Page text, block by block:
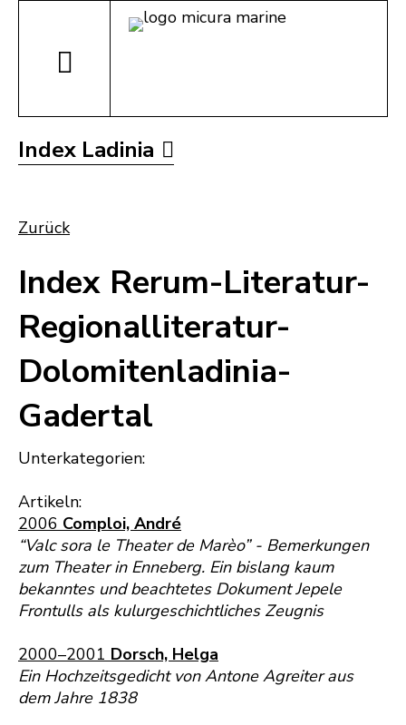
Index Ladinia
Zurück
Index Rerum-Literatur-
Regionalliteratur-
Dolomitenladinia-
Gadertal
Unterkategorien:
Artikeln:
2006 Comploi, André
“Valc sora le Theater de Marèo” - Bemerkungen
zum Theater in Enneberg. Ein bislang kaum
bekanntes und beachtetes Dokument Jepele
Frontulls als kulurgeschichtliches Zeugnis
2000–2001 Dorsch, Helga
Ein Hochzeitsgedicht von Antone Agreiter aus
dem Jahre 1838